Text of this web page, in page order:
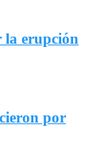
la erupción
por